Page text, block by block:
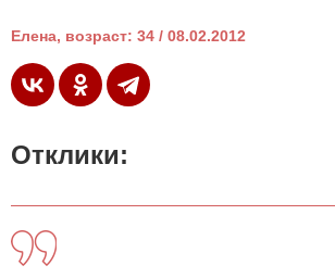
Елена, возраст: 34 / 08.02.2012
Отклики: